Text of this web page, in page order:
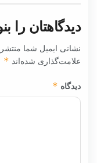
دیدگاهتان را
نشانی ایمیل شما
علامت‌گذاری شده‌اند *
دیدگاه *